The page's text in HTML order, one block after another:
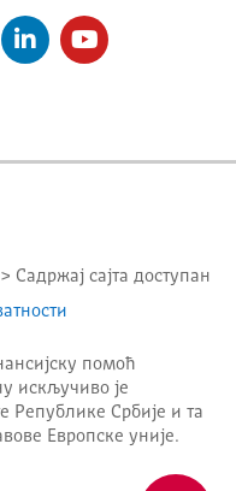
> Садржај сајта доступан
помоћ
искључиво је
Републике Србије и та
Европске уније.